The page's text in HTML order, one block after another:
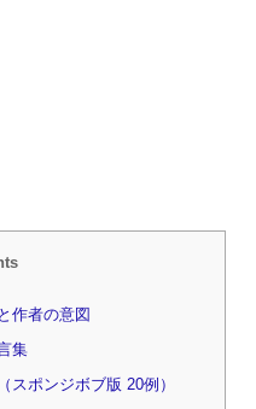
作者の意図
集
スポンジボブ版 20例）